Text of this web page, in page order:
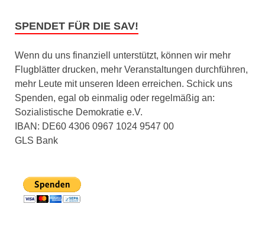
SPENDET FÜR DIE SAV!
Wenn du uns finanziell unterstützt, können wir mehr
Flugblätter drucken, mehr Veranstaltungen durchführen,
mehr Leute mit unseren Ideen erreichen. Schick uns
Spenden, egal ob einmalig oder regelmäßig an:
Sozialistische Demokratie e.V.
IBAN: DE60 4306 0967 1024 9547 00
GLS Bank